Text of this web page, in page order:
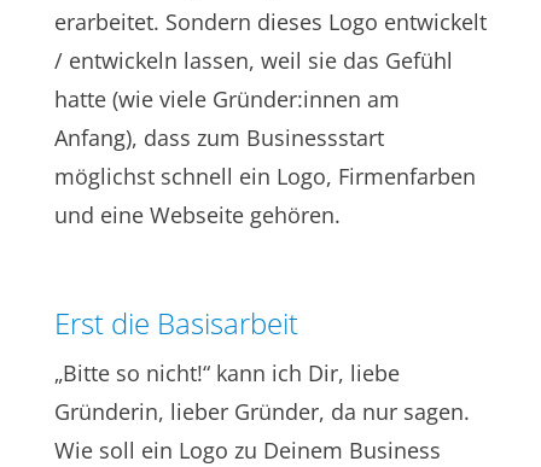
erarbeitet. Sondern dieses Logo entwickelt
/ entwickeln lassen, weil sie das Gefühl
hatte (wie viele Gründer:innen am
Anfang), dass zum Businessstart
möglichst schnell ein Logo, Firmenfarben
und eine Webseite gehören.
Erst die Basisarbeit
„Bitte so nicht!“ kann ich Dir, liebe
Gründerin, lieber Gründer, da nur sagen.
Wie soll ein Logo zu Deinem Business